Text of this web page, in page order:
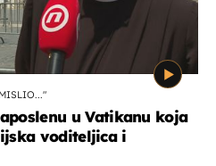
u Vatikanu koja
voditeljica i